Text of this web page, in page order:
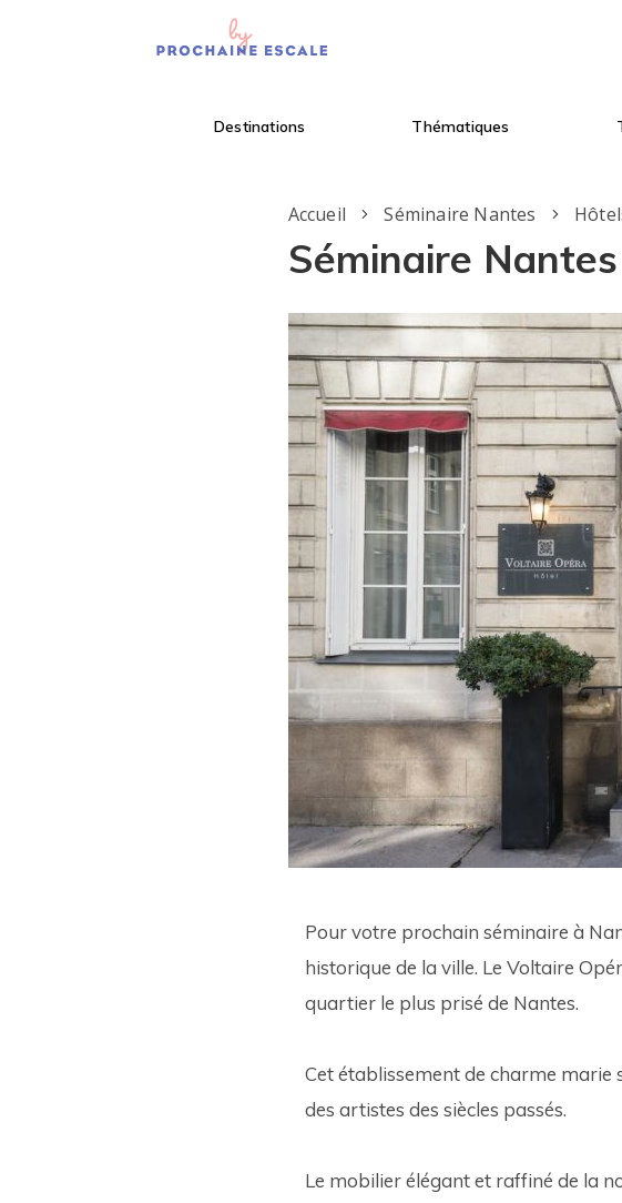
Destinations Thématiques
Accueil Séminaire Nantes
Séminaire
Pour votre prochain séminaire à
historique de la ville. Le Voltaire
quartier le plus prisé de Nantes.
Cet établissement de charme marie
des artistes des siècles passés.
Le mobilier élégant et raffiné de la